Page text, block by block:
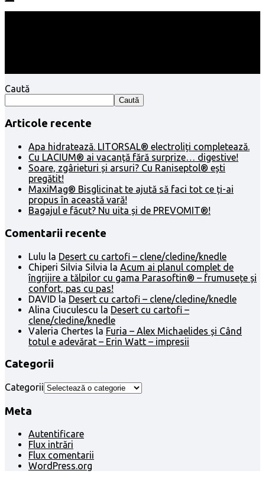
Caută
Caută
Articole recente
Apa hidratează. LITORSAL® electroliți completează.
Cu LACIUM® ai vacanță fără surprize… digestive!
Soare, zgârieturi și arsuri? Cu Raniseptol® ești
pregătit!
MaxiMag® Bisglicinat te ajută să faci tot ce ți-ai
propus în această vară!
Bagajul e făcut? Nu uita și de PREVOMIT®!
Comentarii recente
Lulu la Desert cu cartofi – clene/cledine/knedle
Chiperi Silvia Silvia la Acum ai planul complet de
îngrijire a tălpilor cu gama Parasoftin® – frumusețe și
confort, pas cu pas!
DAVID la Desert cu cartofi – clene/cledine/knedle
Alina Ciuculescu la Desert cu cartofi –
clene/cledine/knedle
Valeria Chertes la Furia – Alex Michaelides și Când
totul e adevărat – Erin Watt – impresii
Categorii
Categorii
Meta
Autentificare
Flux intrări
Flux comentarii
WordPress.org